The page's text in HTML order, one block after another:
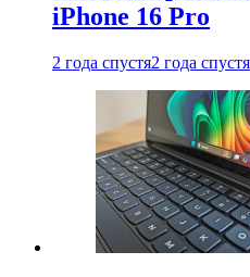
iPhone 16 Pro
2 года спустя2 года спустя